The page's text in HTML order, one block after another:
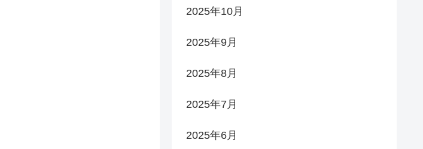
2025年10月
2025年9月
2025年8月
2025年7月
2025年6月